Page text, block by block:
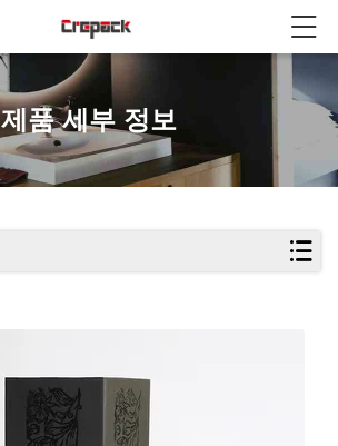
제품 세부 정보